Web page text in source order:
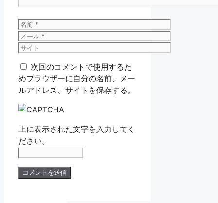
名
前
メ
ー
サ
ト 次回のコメントで使用するた
めブラウザーに自分の名前、メー
ルアドレス、サイトを保存する。
上に表示された文字を入力してく
ださい。